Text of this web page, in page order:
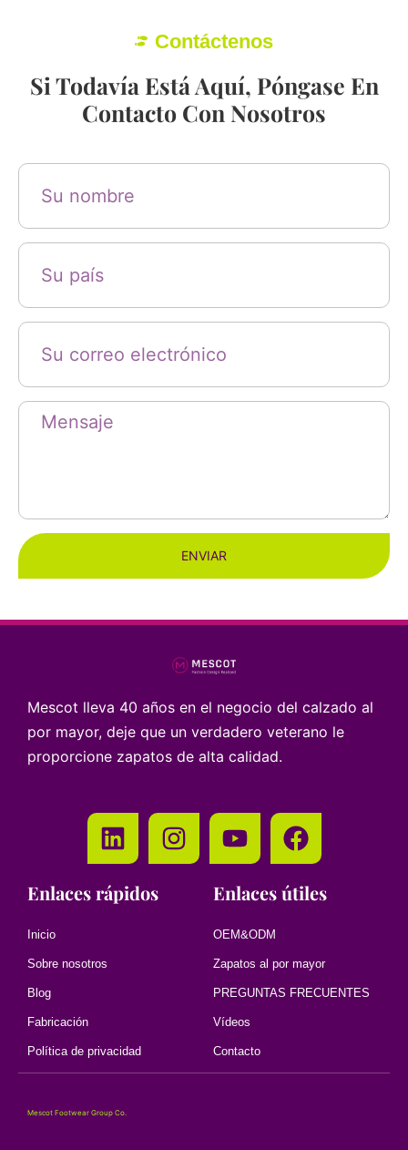
Contáctenos
Si Todavía Está Aquí, Póngase En
Contacto Con Nosotros
ENVIAR
Mescot lleva 40 años en el negocio del calzado al
por mayor, deje que un verdadero veterano le
proporcione zapatos de alta calidad.
Enlaces rápidos
Inicio
Sobre nosotros
Blog
Fabricación
Política de privacidad
Enlaces útiles
OEM&ODM
Zapatos al por mayor
PREGUNTAS FRECUENTES
Vídeos
Contacto
Mescot Footwear Group Co.